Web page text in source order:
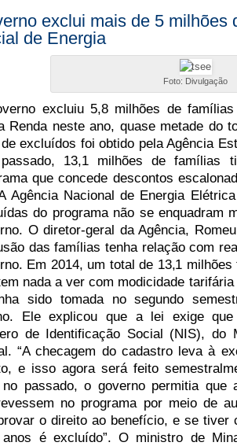
exclui mais de 5 milhões
de Energia
Foto: Divulgação
excluiu 5,8 milhões de
Renda neste ano, quase metade do
excluídos foi obtido pela Agência
13,1 milhões de famílias
que concede descontos
Agência Nacional de Energia
do programa não se enquadram
O diretor-geral da Agência,
das famílias tenha relação com
Em 2014, um total de 13,1
nada a ver com modicidade
sido tomada no segundo
Ele explicou que a lei exige
de Identificação Social (NIS), do
“A checagem do cadastro leva à
e isso agora será feito
no passado, o governo permitia
no programa por meio de
o direito ao benefício, e se tiver
é excluído”. O ministro de